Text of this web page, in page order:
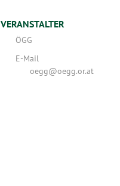
VERANSTALTER
ÖGG
E-Mail
oegg@oegg.or.at